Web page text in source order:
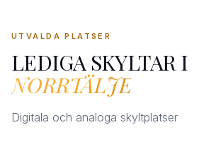
UTVALDA PLATSER
LEDIGA SKYLTAR I
NORRTÄLJE
Digitala och analoga skyltplatser